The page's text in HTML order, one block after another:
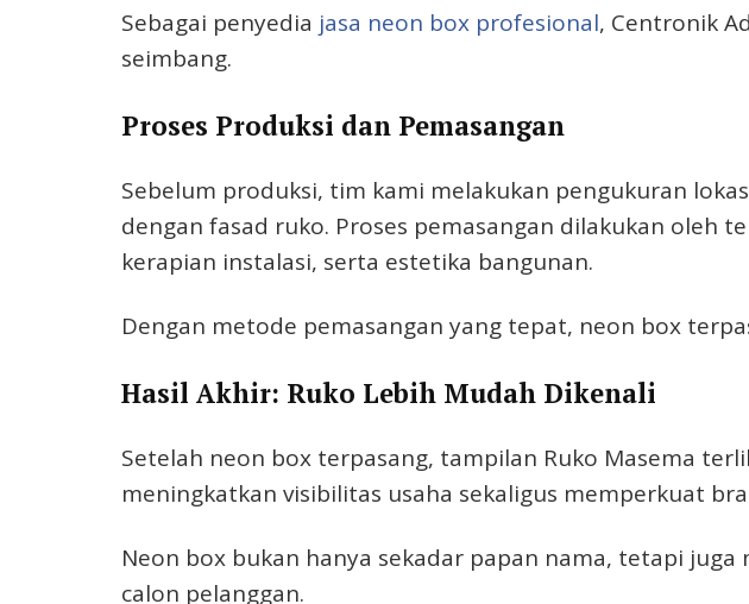
Sebagai penyedia jasa neon box profesional, Centronik
seimbang.
Proses Produksi dan Pemasangan
Sebelum produksi, tim kami melakukan pengukuran
dengan fasad ruko. Proses pemasangan dilakukan oleh
kerapian instalasi, serta estetika bangunan.
Dengan metode pemasangan yang tepat, neon box
Hasil Akhir: Ruko Lebih Mudah Dikenali
Setelah neon box terpasang, tampilan Ruko Masema
meningkatkan visibilitas usaha sekaligus memperkuat
Neon box bukan hanya sekadar papan nama, tetapi
calon pelanggan.